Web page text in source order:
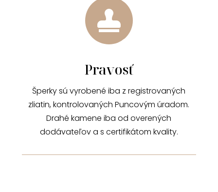

Pravosť
Šperky sú vyrobené iba z registrovaných
zliatin, kontrolovaných Puncovým úradom.
Drahé kamene iba od overených
dodávateľov a s certifikátom kvality.